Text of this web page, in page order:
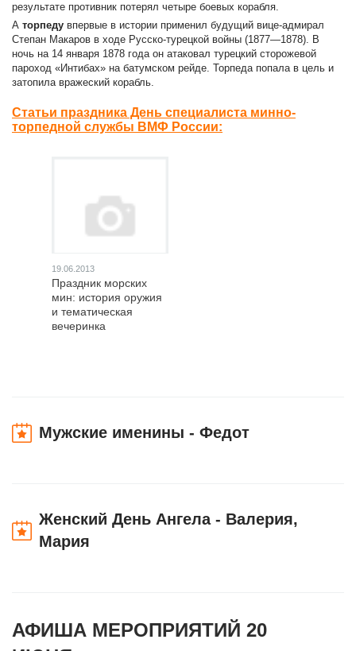
результате противник потерял четыре боевых корабля.
А торпеду впервые в истории применил будущий вице-адмирал
Степан Макаров в ходе Русско-турецкой войны (1877—1878). В
ночь на 14 января 1878 года он атаковал турецкий сторожевой
пароход «Интибах» на батумском рейде. Торпеда попала в цель и
затопила вражеский корабль.
Статьи праздника День специалиста минно-
торпедной службы ВМФ России:
19.06.2013
Праздник морских
мин: история оружия
и тематическая
вечеринка
Мужские именины - Федот
Женский День Ангела - Валерия,
Мария
АФИША МЕРОПРИЯТИЙ 20